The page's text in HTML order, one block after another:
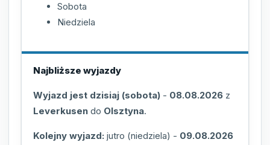
Sobota
Niedziela
Najbliższe wyjazdy
Wyjazd jest dzisiaj (sobota) - 08.08.2026 z
Leverkusen do Olsztyna.
Kolejny wyjazd: jutro (niedziela) - 09.08.2026